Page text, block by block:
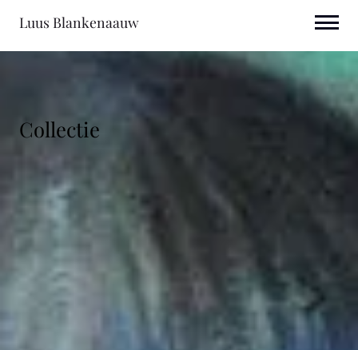
Luus Blankenaauw
Collectie